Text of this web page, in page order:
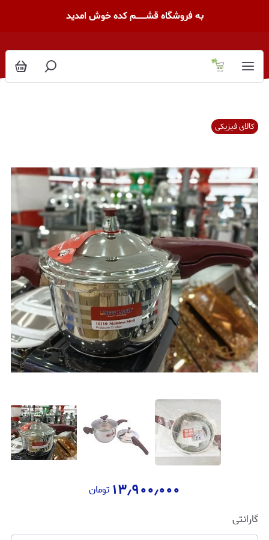
به فروشگاه قشــــــــم کده خوش امدید
کالای فیزیکی
۱۳٫۹۰۰٫۰۰۰ تومان
گارانتی